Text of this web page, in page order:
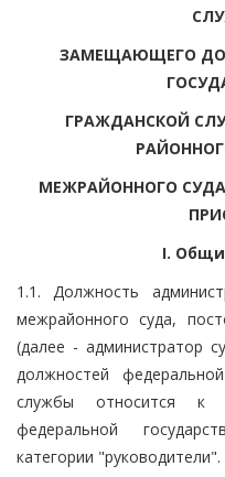
ЗАМЕЩАЮЩЕГО
ГРАЖДАНСКОЙ
МЕЖРАЙОННОГО
I.
1.1. Должность
межрайонного суда,
(далее - администратор
должностей
службы относится к
федеральной
категории "руководители".